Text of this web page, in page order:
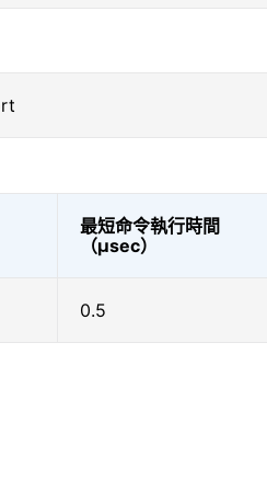
最短命令執行時間
（μsec）
0.5